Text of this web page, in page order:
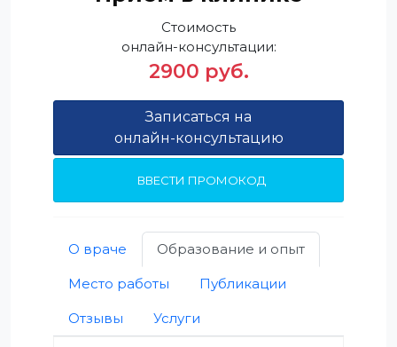
Стоимость
онлайн-консультации:
2900 руб.
Записаться на
онлайн-консультацию
ВВЕСТИ ПРОМОКОД
О враче Образование и опыт
Место работы Публикации
Отзывы Услуги